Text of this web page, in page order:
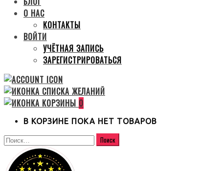
О НАС
КОНТАКТЫ
ВОЙТИ
УЧЁТНАЯ ЗАПИСЬ
ЗАРЕГИСТРИРОВАТЬСЯ
0
В КОРЗИНЕ ПОКА НЕТ ТОВАРОВ